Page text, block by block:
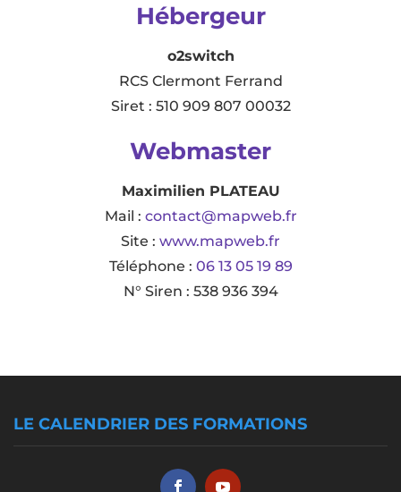
Hébergeur
o2switch
RCS Clermont Ferrand
Siret : 510 909 807 00032
Webmaster
Maximilien PLATEAU
Mail : contact@mapweb.fr
Site : www.mapweb.fr
Téléphone : 06 13 05 19 89
N° Siren : 538 936 394
LE CALENDRIER DES FORMATIONS